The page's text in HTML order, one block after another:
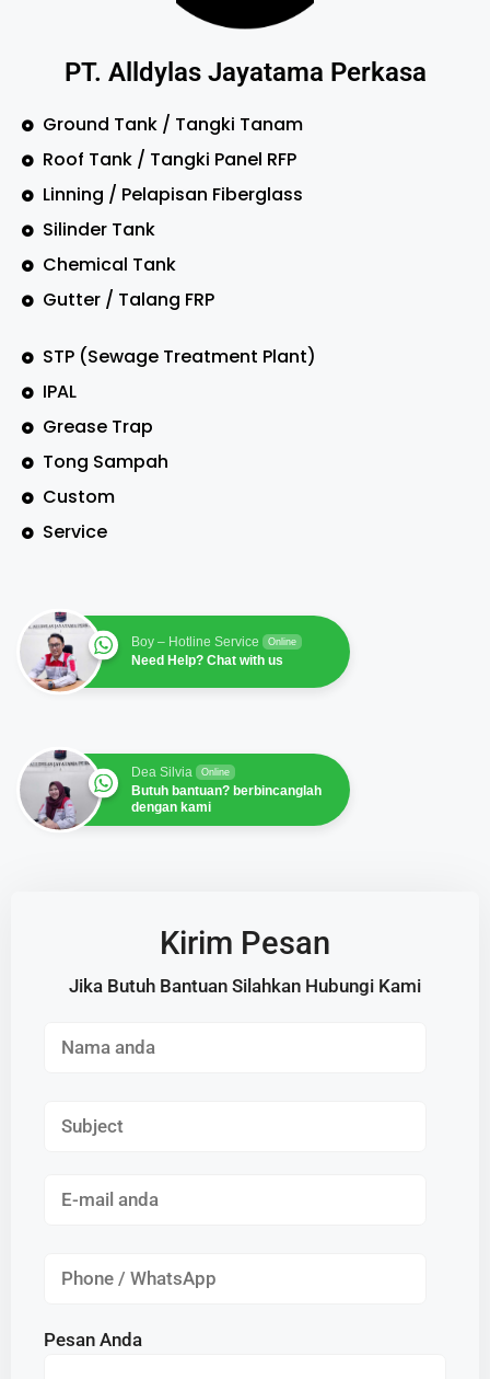
PT. Alldylas Jayatama Perkasa
Ground Tank / Tangki Tanam
Roof Tank / Tangki Panel RFP
Linning / Pelapisan Fiberglass
Silinder Tank
Chemical Tank
Gutter / Talang FRP
STP (Sewage Treatment Plant)
IPAL
Grease Trap
Tong Sampah
Custom
Service
Boy – Hotline Service Online
Need Help? Chat with us
Dea Silvia Online
Butuh bantuan? berbincanglah
dengan kami
Kirim Pesan
Jika Butuh Bantuan Silahkan Hubungi Kami
Pesan Anda